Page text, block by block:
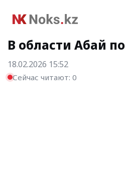
В области Абай
18.02.2026 15:52
Сейчас читают: 0